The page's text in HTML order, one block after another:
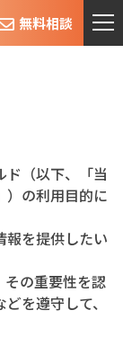
無料相談
ド（以下、「当
）の利用目的に
報を提供したい
その重要性を認
を遵守して、